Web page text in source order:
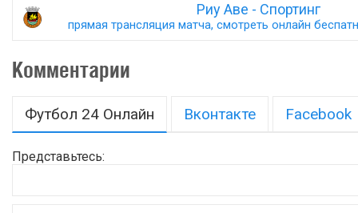
Риу Аве - Спортинг
прямая трансляция матча, смотреть онлайн
Комментарии
Футбол 24 Онлайн Вконтакте Facebook
Представьтесь: